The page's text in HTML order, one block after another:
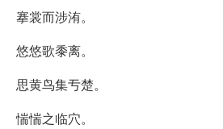
搴裳而涉洧。
悠悠歌黍离。
思黄鸟集亐楚。
惴惴之临穴。